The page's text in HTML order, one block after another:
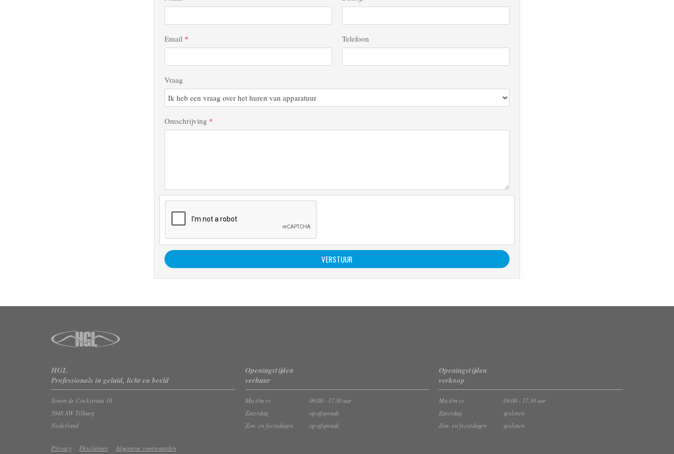
Email * Telefoon
Vraag
Omschrijving *
HGL
Professionals in geluid, licht en beeld
Simon de Cockstraat 10
5048 AW Tilburg
Nederland
Openingstijden
verhuur
Ma t/m vr
09.00 - 17.30 uur
Zaterdag
op afspraak
Zon- en feestdagen
op afspraak
Openingstijden
verkoop
Ma t/m vr
09.00 - 17.30 uur
Zaterdag
gesloten
Zon- en feestdagen
gesloten
Privacy Disclaimer Algemene voorwaarden